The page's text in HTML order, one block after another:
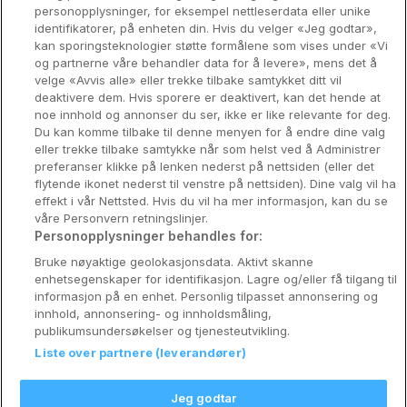
Bergen
Utforsk Norden
Om Coop HotellKupp
Konkurranse
Koselig avbrekk
Velvære i var
Premiumhotell
Venninnetur
Reservasjonsspørsmål:
personopplysninger, for eksempel nettleserdata eller unike
identifikatorer, på enheten din. Hvis du velger «Jeg godtar»,
kan sporingsteknologier støtte formålene som vises under «Vi
og partnerne våre behandler data for å levere», mens det å
velge «Avvis alle» eller trekke tilbake samtykket ditt vil
deaktivere dem. Hvis sporere er deaktivert, kan det hende at
noe innhold og annonser du ser, ikke er like relevante for deg.
Du kan komme tilbake til denne menyen for å endre dine valg
eller trekke tilbake samtykke når som helst ved å Administrer
preferanser klikke på lenken nederst på nettsiden (eller det
flytende ikonet nederst til venstre på nettsiden). Dine valg vil ha
effekt i vår Nettsted. Hvis du vil ha mer informasjon, kan du se
våre Personvern retningslinjer.
Personopplysninger behandles for:
Bruke nøyaktige geolokasjonsdata. Aktivt skanne
enhetsegenskaper for identifikasjon. Lagre og/eller få tilgang til
informasjon på en enhet. Personlig tilpasset annonsering og
innhold, annonsering- og innholdsmåling,
publikumsundersøkelser og tjenesteutvikling.
Liste over partnere (leverandører)
Jeg godtar